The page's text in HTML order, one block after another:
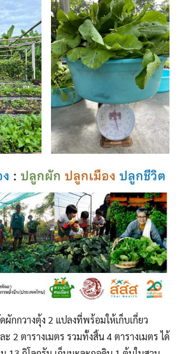
ผักกวางตุ้ง 2 แปลงที่พร้อมให้เก็บเกี่ยว
2 ตารางเมตร รวมทั้งสิ้น 4 ตารางเมตร ได้